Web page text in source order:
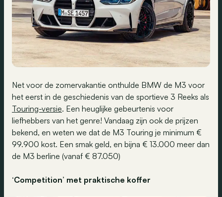
Net voor de zomervakantie onthulde BMW de M3 voor
het eerst in de geschiedenis van de sportieve 3 Reeks als
Touring-versie. Een heuglijke gebeurtenis voor
liefhebbers van het genre! Vandaag zijn ook de prijzen
bekend, en weten we dat de M3 Touring je minimum €
99.900 kost. Een smak geld, en bijna € 13.000 meer dan
de M3 berline (vanaf € 87.050)
‘Competition’ met praktische koffer